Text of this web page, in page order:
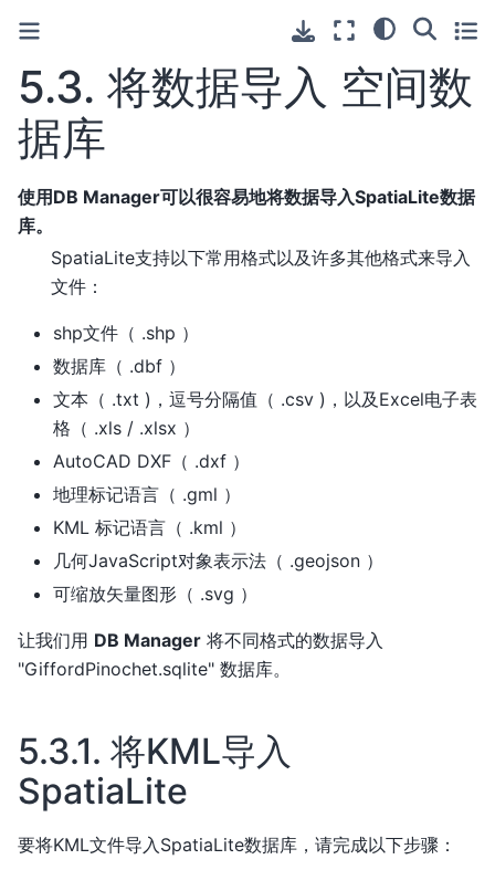
5.3. 将数据导入 空间数
据库
使用DB Manager可以很容易地将数据导入SpatiaLite数据
库。
SpatiaLite支持以下常用格式以及许多其他格式来导入
文件：
shp文件（ .shp ）
数据库（ .dbf ）
文本（ .txt )，逗号分隔值（ .csv )，以及Excel电子表
格（ .xls / .xlsx ）
AutoCAD DXF（ .dxf ）
地理标记语言（ .gml ）
KML 标记语言（ .kml ）
几何JavaScript对象表示法（ .geojson ）
可缩放矢量图形（ .svg ）
让我们用 DB Manager 将不同格式的数据导入
"GiffordPinochet.sqlite" 数据库。
5.3.1. 将KML导入
SpatiaLite
要将KML文件导入SpatiaLite数据库，请完成以下步骤：